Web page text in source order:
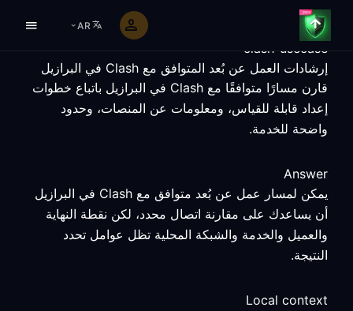
AR
clash-usecase
إرشادات العمل عن بُعد المتوافق مع Clash في البرازيل
قارن مسارًا متوافقًا مع Clash في البرازيل باتباع خطوات
إعداد قابلة للقياس، ومعلومات عن المنصات، وحدود
واضحة للخدمة.
Answer
يمكن لمسار عمل عن بُعد متوافق مع Clash في البرازيل
أن يساعدك على مقارنة اتصال محدد، لكن نقطة النهاية
والعميل والخدمة والشبكة المحلية تظل عوامل تحدد
النتيجة.
Local context